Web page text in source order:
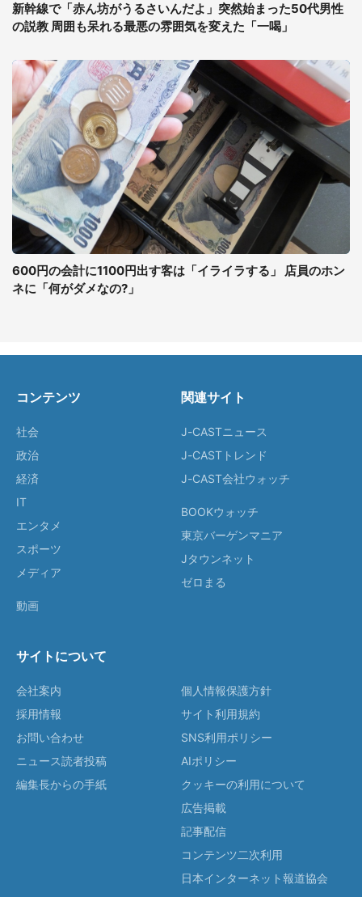
新幹線で「赤ん坊がうるさいんだよ」突然始まった50代男性
の説教 周囲も呆れる最悪の雰囲気を変えた「一喝」
600円の会計に1100円出す客は「イライラする」 店員のホン
ネに「何がダメなの?」
コンテンツ
社会
政治
経済
IT
エンタメ
スポーツ
メディア
動画
関連サイト
J-CASTニュース
J-CASTトレンド
J-CAST会社ウォッチ
BOOKウォッチ
東京バーゲンマニア
Jタウンネット
ゼロまる
サイトについて
会社案内
採用情報
お問い合わせ
ニュース読者投稿
編集長からの手紙
個人情報保護方針
サイト利用規約
SNS利用ポリシー
AIポリシー
クッキーの利用について
広告掲載
記事配信
コンテンツ二次利用
日本インターネット報道協会